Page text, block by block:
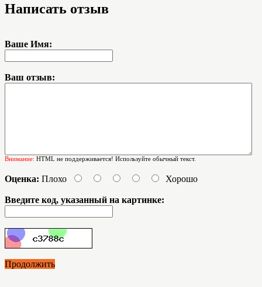
Написать отзыв
Ваше Имя:
Ваш отзыв:
Внимание: HTML не поддерживается! Используйте обычный текст.
Оценка: Плохо Хорошо
Введите код, указанный на картинке:
Продолжить